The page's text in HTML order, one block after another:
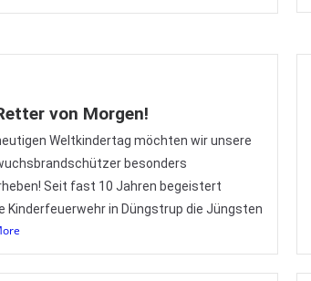
von Morgen!
Weltkindertag möchten wir unsere
besonders
Seit fast 10 Jahren begeistert
Kinderfeuerwehr in Düngstrup die Jüngsten